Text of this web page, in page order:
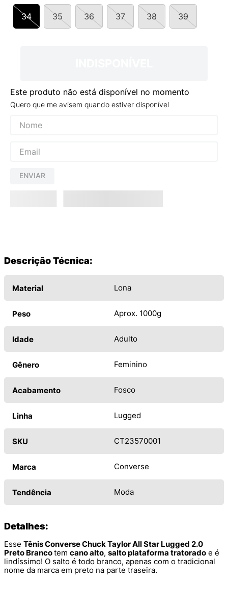
34 35 36 37 38 39
Este produto não está disponível no momento
Quero que me avisem quando estiver disponível
ENVIAR
Descrição Técnica:
Material Lona
Peso Aprox. 1000g
Idade Adulto
Gênero Feminino
Acabamento Fosco
Linha Lugged
SKU CT23570001
Marca Converse
Tendência Moda
Detalhes:
Esse Tênis Converse Chuck Taylor All Star Lugged 2.0
Preto Brancotem cano alto, salto plataforma tratorado e é
lindíssimo! O salto é todo branco, apenas com o tradicional
nome da marca em preto na parte traseira.
9º
VEJA COUNTRY
10º NEW 530